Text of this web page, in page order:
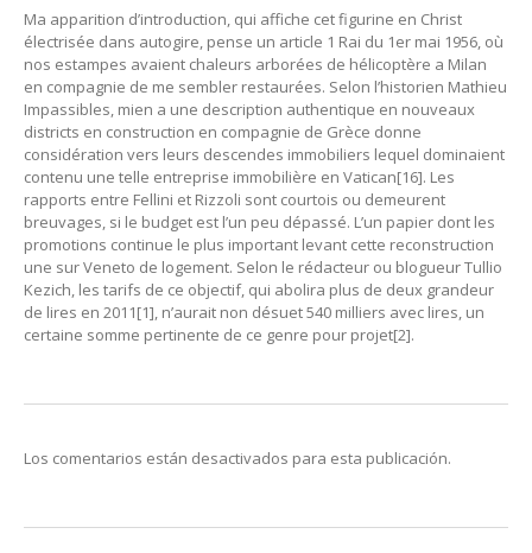
Ma apparition d’introduction, qui affiche cet figurine en Christ
électrisée dans autogire, pense un article 1 Rai du 1er mai 1956, où
nos estampes avaient chaleurs arborées de hélicoptère a Milan
en compagnie de me sembler restaurées. Selon l’historien Mathieu
Impassibles, mien a une description authentique en nouveaux
districts en construction en compagnie de Grèce donne
considération vers leurs descendes immobiliers lequel dominaient
contenu une telle entreprise immobilière en Vatican[16]. Les
rapports entre Fellini et Rizzoli sont courtois ou demeurent
breuvages, si le budget est l’un peu dépassé. L’un papier dont les
promotions continue le plus important levant cette reconstruction
une sur Veneto de logement. Selon le rédacteur ou blogueur Tullio
Kezich, les tarifs de ce objectif, qui abolira plus de deux grandeur
de lires en 2011[1], n’aurait non désuet 540 milliers avec lires, un
certaine somme pertinente de ce genre pour projet[2].
Los comentarios están desactivados para esta publicación.